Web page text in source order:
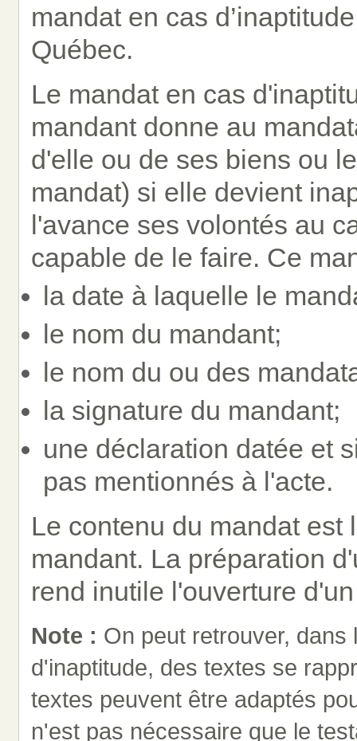
mandat en cas
Québec.
Le mandat en cas
mandant donne au
d'elle ou de ses biens ou
mandat) si elle devient
l'avance ses volontés au
capable de le faire. Ce
la date à laquelle le
le nom du mandant;
le nom du ou des
la signature du mandant;
une déclaration datée et
pas mentionnés à l'acte.
Le contenu du mandat est
mandant. La préparation
rend inutile l'ouverture
Note : On peut retrouver,
d'inaptitude, des textes se
textes peuvent être adaptés
n'est pas nécessaire que le